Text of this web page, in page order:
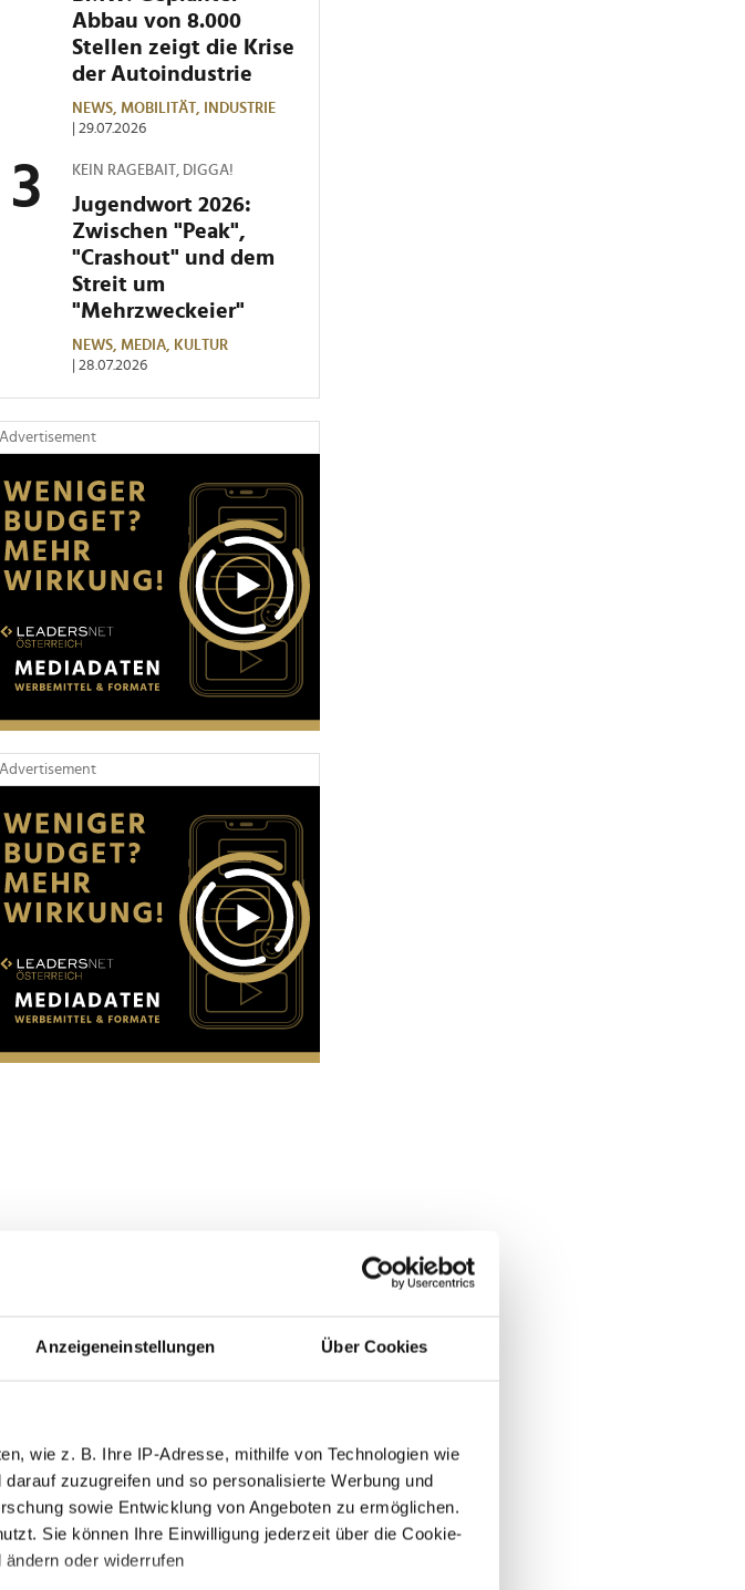
Anzeigeneinstellungen Über Cookies
wie z. B. Ihre IP-Adresse, mithilfe von Technologien wie
zuzugreifen und so personalisierte Werbung und
sowie Entwicklung von Angeboten zu ermöglichen.
Sie können Ihre Einwilligung jederzeit über die Cookie-
oder widerrufen
Abbau von 8.000
Stellen zeigt die Krise
der Autoindustrie
NEWS, MOBILITÄT,
INDUSTRIE
| 29.07.2026
KEIN RAGEBAIT, DIGGA!
Jugendwort 2026:
Zwischen "Peak",
"Crashout" und dem
Streit um
"Mehrzweckeier"
NEWS, MEDIA,
KULTUR
| 28.07.2026
Advertisement
Advertisement